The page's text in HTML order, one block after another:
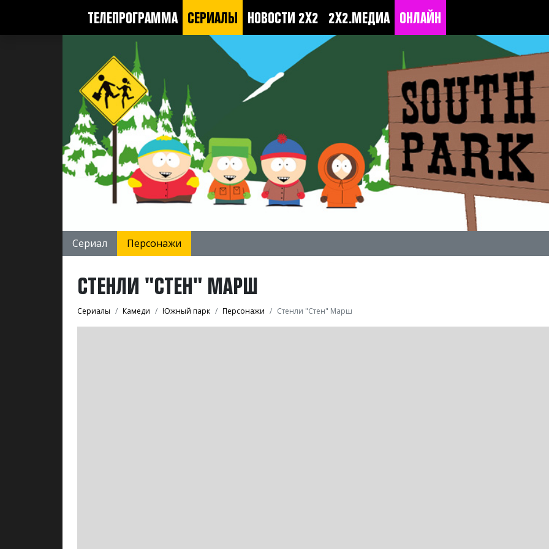
ТЕЛЕПРОГРАММА СЕРИАЛЫ НОВОСТИ 2Х2 2Х2.МЕДИА ОНЛАЙН
Сериал Персонажи
СТЕНЛИ "СТЕН" МАРШ
Сериалы Камеди Южный парк Персонажи Стенли "Стен" Марш